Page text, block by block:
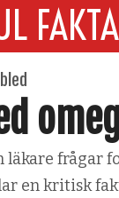
läkare
en kritisk